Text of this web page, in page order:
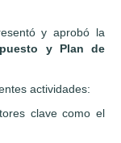
y aprobó la
y Plan de
actividades:
clave como el